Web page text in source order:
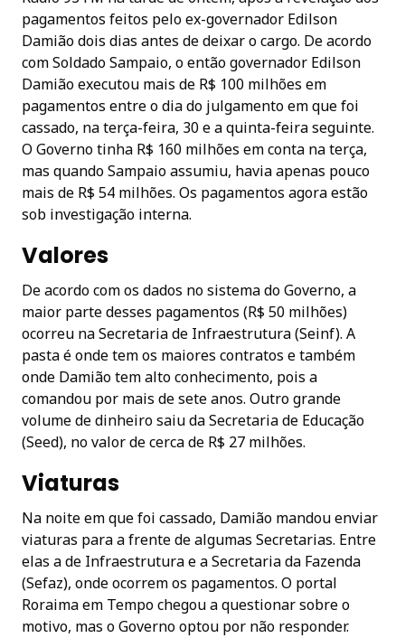
pagamentos feitos pelo ex-governador Edilson
Damião dois dias antes de deixar o cargo. De acordo
com Soldado Sampaio, o então governador Edilson
Damião executou mais de R$ 100 milhões em
pagamentos entre o dia do julgamento em que foi
cassado, na terça-feira, 30 e a quinta-feira seguinte.
O Governo tinha R$ 160 milhões em conta na terça,
mas quando Sampaio assumiu, havia apenas pouco
mais de R$ 54 milhões. Os pagamentos agora estão
sob investigação interna.
Valores
De acordo com os dados no sistema do Governo, a
maior parte desses pagamentos (R$ 50 milhões)
ocorreu na Secretaria de Infraestrutura (Seinf). A
pasta é onde tem os maiores contratos e também
onde Damião tem alto conhecimento, pois a
comandou por mais de sete anos. Outro grande
volume de dinheiro saiu da Secretaria de Educação
(Seed), no valor de cerca de R$ 27 milhões.
Viaturas
Na noite em que foi cassado, Damião mandou enviar
viaturas para a frente de algumas Secretarias. Entre
elas a de Infraestrutura e a Secretaria da Fazenda
(Sefaz), onde ocorrem os pagamentos. O portal
Roraima em Tempo chegou a questionar sobre o
motivo, mas o Governo optou por não responder.